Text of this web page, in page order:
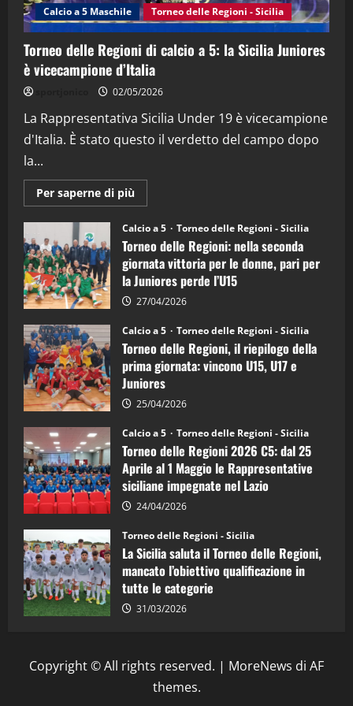
4 15/04/2026
"SportEmpire" in Podcast
“SportEmpire” in Podcast: 26^ Puntata
08/04/2026
Calcio a 5 Maschile Torneo delle Regioni - Sicilia
Torneo delle Regioni di calcio a 5: la Sicilia Juniores
è vicecampione d’Italia
02/05/2026
La Rappresentativa Sicilia Under 19 è vicecampione
d'Italia. È stato questo il verdetto del campo dopo
la...
Per saperne di più
informazioni
Torneo
delle
Regioni
di
calcio
a
5:
la
Juniores
è
vicecampione
d’Italia
Calcio a 5 Torneo delle Regioni - Sicilia
Torneo delle Regioni: nella seconda
giornata vittoria per le donne, pari per
la Juniores perde l’U15
27/04/2026
Calcio a 5 Torneo delle Regioni - Sicilia
Torneo delle Regioni, il riepilogo della
prima giornata: vincono U15, U17 e
Juniores
25/04/2026
Calcio a 5 Torneo delle Regioni - Sicilia
Torneo delle Regioni 2026 C5: dal 25
Aprile al 1 Maggio le Rappresentative
siciliane impegnate nel Lazio
24/04/2026
Torneo delle Regioni - Sicilia
La Sicilia saluta il Torneo delle Regioni,
mancato l’obiettivo qualificazione in
tutte le categorie
31/03/2026
Copyright © All rights reserved. | MoreNews di AF
themes.